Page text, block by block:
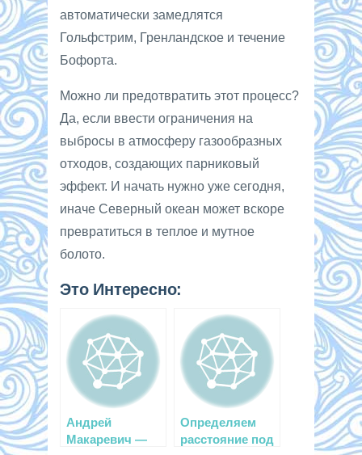
автоматически замедлятся
Гольфстрим, Гренландское и течение
Бофорта.
Можно ли предотвратить этот процесс?
Да, если ввести ограничения на
выбросы в атмосферу газообразных
отходов, создающих парниковый
эффект. И начать нужно уже сегодня,
иначе Северный океан может вскоре
превратиться в теплое и мутное
болото.
Это Интересно:
Андрей
Макаревич —
Определяем
расстояние под